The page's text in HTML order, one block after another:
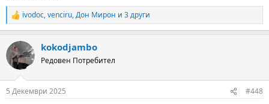
R
e
c
t
i
s
ivodoc,venciru,Дон Мирон и 3 други
kokodjambo
Редовен Потребител
5 Декември 2025 #448